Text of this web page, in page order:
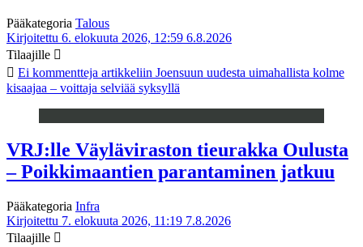
Pääkategoria Talous
Kirjoitettu 6. elokuuta 2026, 12:59 6.8.2026
Tilaajille
Ei kommentteja artikkeliin Joensuun uudesta uimahallista kolme
kisaajaa – voittaja selviää syksyllä
VRJ:lle Väyläviraston tieurakka Oulusta
– Poikkimaantien parantaminen jatkuu
Pääkategoria Infra
Kirjoitettu 7. elokuuta 2026, 11:19 7.8.2026
Tilaajille